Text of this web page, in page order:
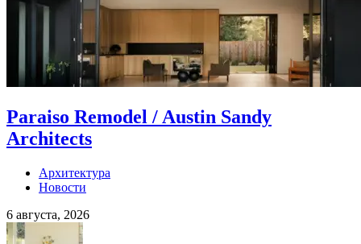
Paraiso Remodel / Austin Sandy
Architects
Архитектура
Новости
6 августа, 2026